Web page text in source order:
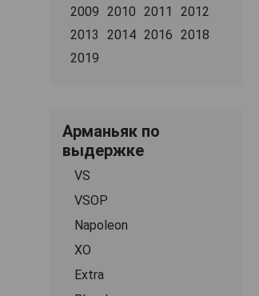
2009
2010 2011
2012
2013
2014 2016
2018
2019
Арманьяк по
выдержке
VS
VSOP
Napoleon
XO
Extra